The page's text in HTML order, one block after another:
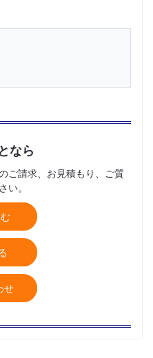
なら
ご請求、お見積もり、ご質
い。
せ